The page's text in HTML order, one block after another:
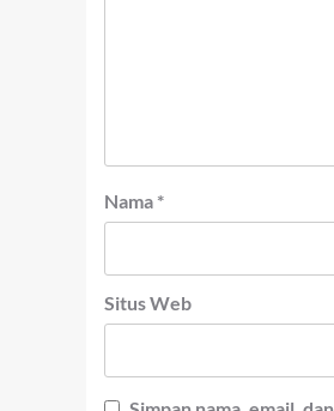
Nama *
Situs Web